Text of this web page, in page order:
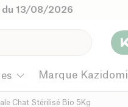
du 13/08/2026
Marque Kazidomi
Chat Stérilisé Bio 5Kg